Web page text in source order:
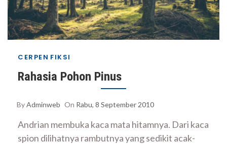
CERPEN FIKSI
Rahasia Pohon Pinus
ByAdminweb On Rabu, 8 September 2010
Andrian membuka kaca mata hitamnya. Dari kaca
spion dilihatnya rambutnya yang sedikit acak-